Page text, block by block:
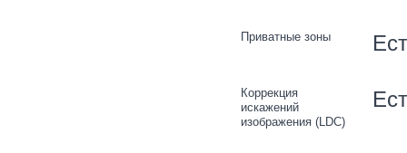
Приватные зоны
Коррекция
искажений
изображения (LDC)